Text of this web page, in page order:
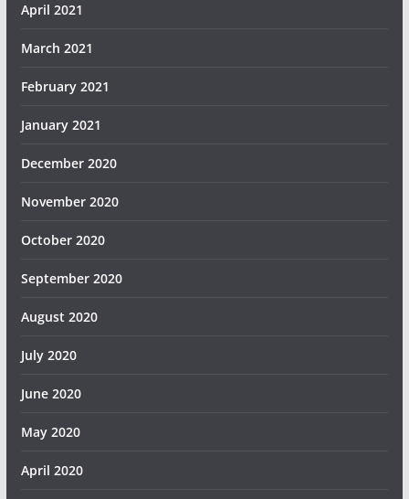
April 2021
March 2021
February 2021
January 2021
December 2020
November 2020
October 2020
September 2020
August 2020
July 2020
June 2020
May 2020
April 2020